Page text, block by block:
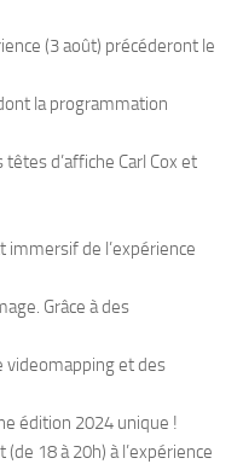
(3 août) précéderont le
la programmation
d’affiche Carl Cox et
immersif de l’expérience
Grâce à des
videomapping et des
édition 2024 unique !
18 à 20h) à l’expérience